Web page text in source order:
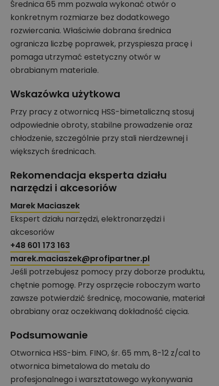
Średnica 65 mm pozwala wykonać otwór o
konkretnym rozmiarze bez dodatkowego
rozwiercania. Właściwie dobrana średnica
ogranicza liczbę poprawek, przyspiesza pracę i
pomaga utrzymać estetyczny otwór w
obrabianym materiale.
Wskazówka użytkowa
Przy pracy z otwornicą HSS-bimetaliczną stosuj
odpowiednie obroty, stabilne prowadzenie oraz
chłodzenie, szczególnie przy stali nierdzewnej i
większych średnicach.
Rekomendacja eksperta działu
narzędzi i akcesoriów
Marek Maciaszek
Ekspert działu narzędzi, elektronarzędzi i
akcesoriów
+48 601 173 163
marek.maciaszek@profipartner.pl
Jeśli potrzebujesz pomocy przy doborze produktu,
chętnie pomogę. Przy osprzęcie roboczym warto
zawsze potwierdzić średnicę, mocowanie, materiał
obrabiany oraz oczekiwaną dokładność cięcia.
Podsumowanie
Otwornica HSS-bim. FINO, śr. 65 mm, 8-12 z/cal to
otwornica bimetalowa do metalu do
profesjonalnego i warsztatowego wykonywania